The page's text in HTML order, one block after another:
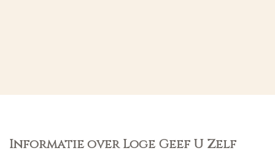
Informatie over Loge Geef U Zelf